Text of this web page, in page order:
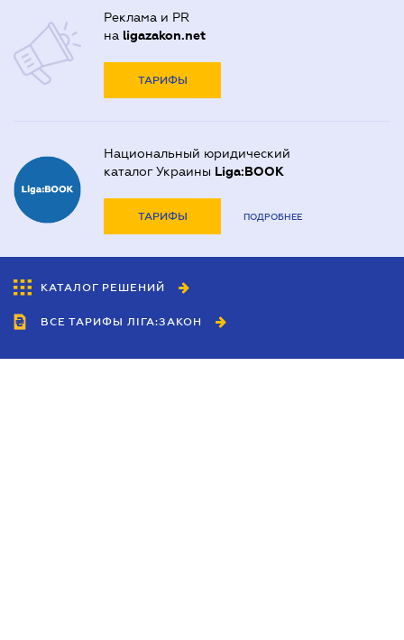
Реклама и PR
на ligazakon.net
ТАРИФЫ
Национальный юридический
каталог Украины Liga:BOOK
ТАРИФЫ ПОДРОБНЕЕ
КАТАЛОГ РЕШЕНИЙ
ВСЕ ТАРИФЫ ЛІГА:ЗАКОН